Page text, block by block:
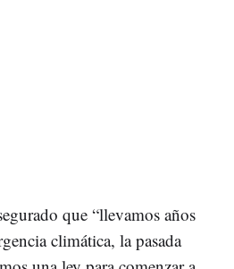
que “llevamos años
climática, la pasada